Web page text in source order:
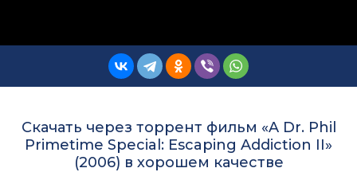
Скачать через торрент фильм «A Dr. Phil
Primetime Special: Escaping Addiction II»
(2006) в хорошем качестве